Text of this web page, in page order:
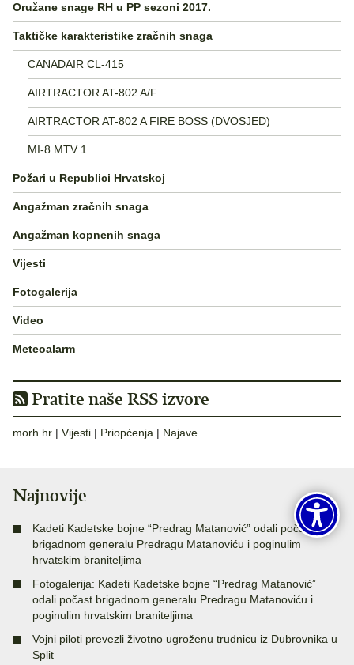
Oružane snage RH u PP sezoni 2017.
Taktičke karakteristike zračnih snaga
CANADAIR CL-415
AIRTRACTOR AT-802 A/F
AIRTRACTOR AT-802 A FIRE BOSS (DVOSJED)
MI-8 MTV 1
Požari u Republici Hrvatskoj
Angažman zračnih snaga
Angažman kopnenih snaga
Vijesti
Fotogalerija
Video
Meteoalarm
Pratite naše RSS izvore
morh.hr | Vijesti | Priopćenja | Najave
Najnovije
Kadeti Kadetske bojne “Predrag Matanović” odali počast
brigadnom generalu Predragu Matanoviću i poginulim
hrvatskim braniteljima
Fotogalerija: Kadeti Kadetske bojne “Predrag Matanović”
odali počast brigadnom generalu Predragu Matanoviću i
poginulim hrvatskim braniteljima
Vojni piloti prevezli životno ugroženu trudnicu iz Dubrovnika u
Split